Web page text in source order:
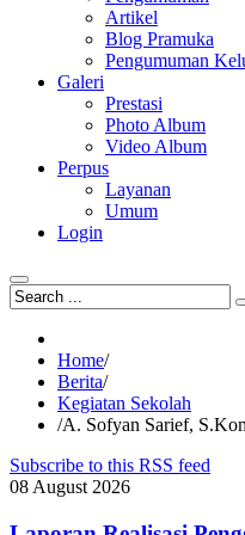
Artikel
Blog Pramuka
Pengumuman
Galeri
Prestasi
Photo Album
Video Album
Perpus
Layanan
Umum
Login
Home/
Berita/
Kegiatan Sekolah
/A. Sofyan Sarief,
Subscribe to this RSS feed
08 August 2026